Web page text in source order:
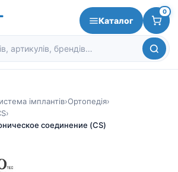
Каталог
0
імплантів›Ортопедія›
›
соединение (CS)